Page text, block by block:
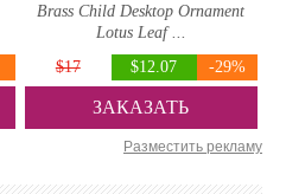
Brass Child Desktop Ornament
Lotus Leaf ...
$17
$12.07 -29%
ЗАКАЗАТЬ
Разместить рекламу